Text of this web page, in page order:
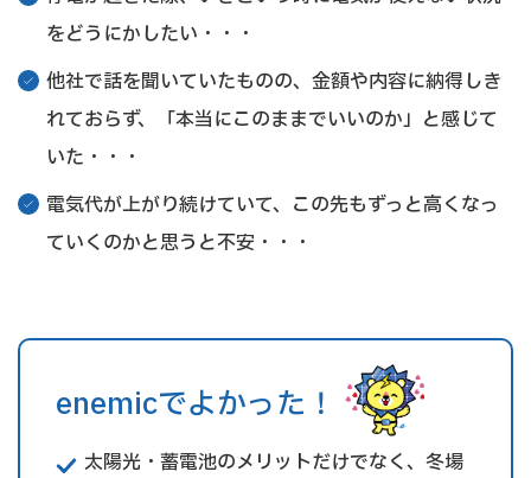
をどうにかしたい・・・
他社で話を聞いていたものの、金額や内容に納得しき
れておらず、「本当にこのままでいいのか」と感じて
いた・・・
電気代が上がり続けていて、この先もずっと高くなっ
ていくのかと思うと不安・・・
enemicでよかった！
太陽光・蓄電池のメリットだけでなく、冬場